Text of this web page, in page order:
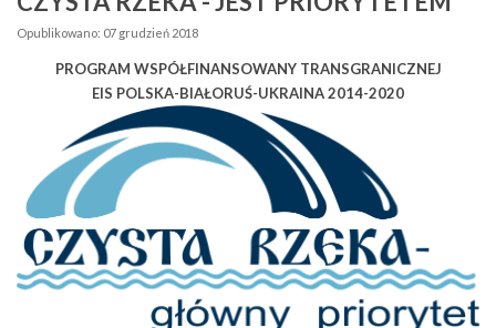
Opublikowano: 07 grudzień 2018
PROGRAM WSPÓŁFINANSOWANY TRANSGRANICZNEJ
EIS POLSKA-BIAŁORUŚ-UKRAINA 2014-2020